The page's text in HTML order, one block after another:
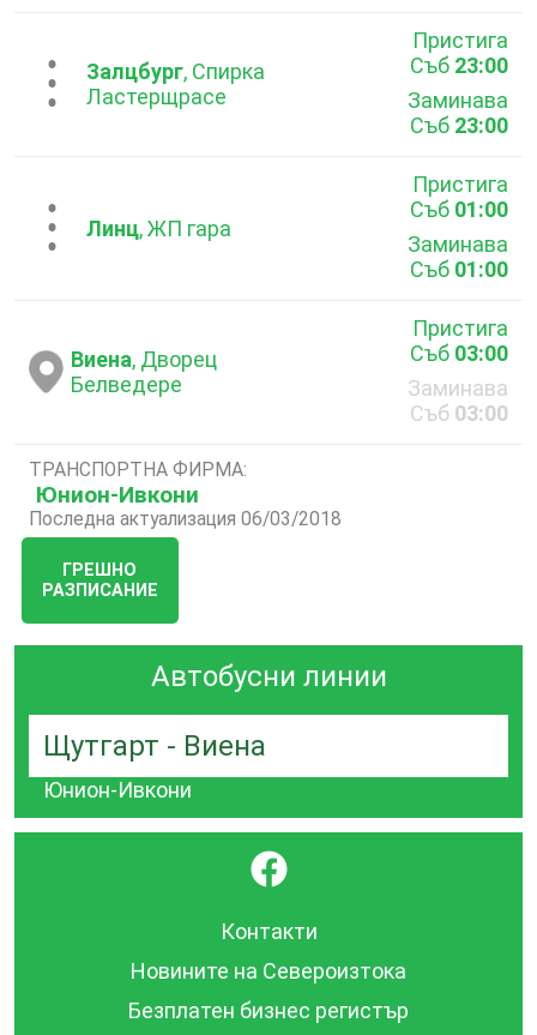
...Залцбург, Спирка
Ластерщрасе
Пристига
Съб 23:00
Заминава
Съб 23:00
...
Линц, ЖП гара
Пристига
Съб 01:00
Заминава
Съб 01:00
Виена, Дворец
Белведере
Пристига
Съб 03:00
Заминава
Съб 03:00
ТРАНСПОРТНА ФИРМА:
Юнион-Ивкони
Последна актуализация 06/03/2018
ГРЕШНО
РАЗПИСАНИЕ
Автобусни линии
Щутгарт - Виена
Юнион-Ивкони
}
Контакти
Новините на Североизтока
Безплатен бизнес регистър